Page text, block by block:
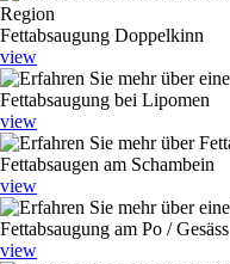
Fettabsaugung Doppelkinn
view
Fettabsaugung bei Lipomen
view
Fettabsaugen am Schambein
view
Fettabsaugung am Po / Gesäss
view